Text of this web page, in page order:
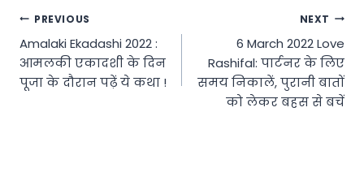
Post
navigation
PREVIOUS
Amalaki Ekadashi 2022 :
आमलकी एकादशी के दिन
पूजा के दौरान पढ़ें ये कथा !
NEXT
6 March 2022 Love
Rashifal: पार्टनर के लिए
समय निकालें, पुरानी बातों
को लेकर बहस से बचें